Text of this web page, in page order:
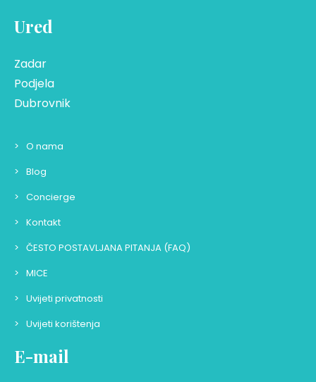
Ured
Zadar
Podjela
Dubrovnik
O nama
Blog
Concierge
Kontakt
ČESTO POSTAVLJANA PITANJA (FAQ)
MICE
Uvijeti privatnosti
Uvijeti korištenja
E-mail